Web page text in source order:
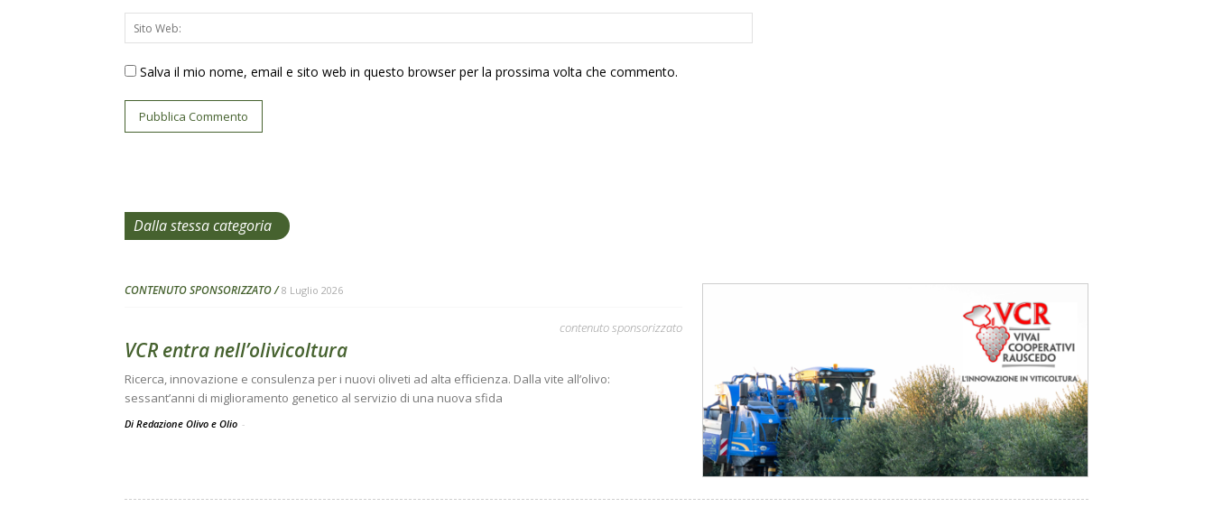
Salva il mio nome, email e sito web in questo browser per la prossima volta che commento.
Dalla stessa categoria
CONTENUTO SPONSORIZZATO 8 Luglio 2026
contenuto sponsorizzato
VCR entra nell’olivicoltura
Ricerca, innovazione e consulenza per i nuovi oliveti ad alta efficienza. Dalla vite all’olivo:
sessant’anni di miglioramento genetico al servizio di una nuova sfida
Di Redazione Olivo e Olio -